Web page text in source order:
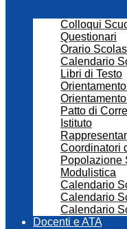
Colloqui
Questionari
Orario
Calendario
Libri di Testo
Patto di
Istituto
Coordinatori
Popolazione
Modulistica
Calendario
Calendario
Calendario
Docenti e ATA